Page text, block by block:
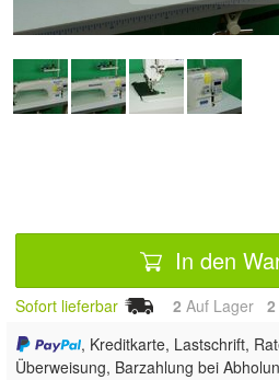
In den
Sofort lieferbar 2 Auf Lager 2
, Kreditkarte, Lastschrift,
Überweisung, Barzahlung bei